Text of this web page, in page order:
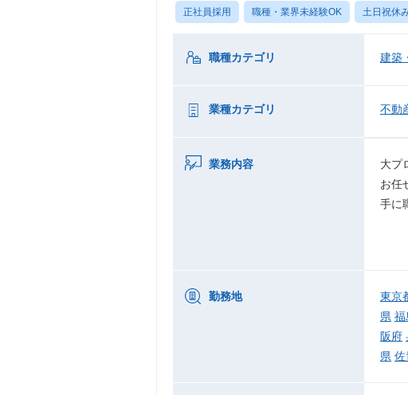
正社員採用 職種・業界未経験OK 土日祝休
職種カテゴリ 建築
業種カテゴリ 不動
業務内容
大プ
お任
手に
勤務地 東京
県 福
阪府
県 佐